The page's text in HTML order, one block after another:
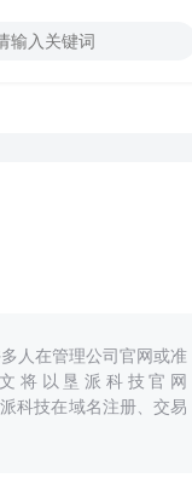
人在管理公司官网或准
将以垦派科技官网
科技在域名注册、交易